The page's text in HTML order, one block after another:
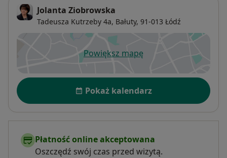
Już po pierwszym spotkaniu większość osób
wychodzi z wyraźnym poczuciem kierunku i ulgi.
Jolanta Ziobrowska
Tadeusza Kutrzeby 4a, Bałuty, 91-013 Łódź
Powiększ mapęotwiera się w nowej karcie
Dostępność
Pokaż kalendarz
Płatność online akceptowana
Oszczędź swój czas przed wizytą.